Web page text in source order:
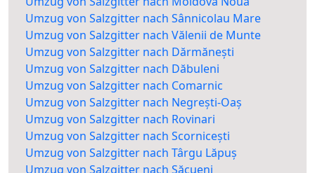
Umzug von Salzgitter nach Sânnicolau Mare
Umzug von Salzgitter nach Vălenii de Munte
Umzug von Salzgitter nach Dărmănești
Umzug von Salzgitter nach Dăbuleni
Umzug von Salzgitter nach Comarnic
Umzug von Salzgitter nach Negrești-Oaș
Umzug von Salzgitter nach Rovinari
Umzug von Salzgitter nach Scornicești
Umzug von Salzgitter nach Târgu Lăpuș
Umzug von Salzgitter nach Săcueni